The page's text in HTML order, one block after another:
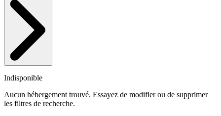
Indisponible
Aucun hébergement trouvé. Essayez de modifier ou de supprimer
les filtres de recherche.